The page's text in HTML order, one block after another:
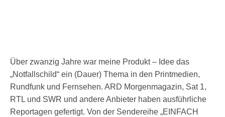
Über zwanzig Jahre war meine Produkt – Idee das
„Notfallschild“ ein (Dauer) Thema in den Printmedien,
Rundfunk und Fernsehen. ARD Morgenmagazin, Sat 1,
RTL und SWR und andere Anbieter haben ausführliche
Reportagen gefertigt. Von der Sendereihe „EINFACH